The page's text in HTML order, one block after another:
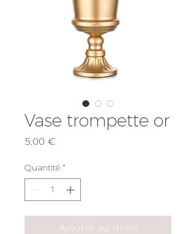
Vase trompette or
5,00 €
Quantité *
Ajouter au devis